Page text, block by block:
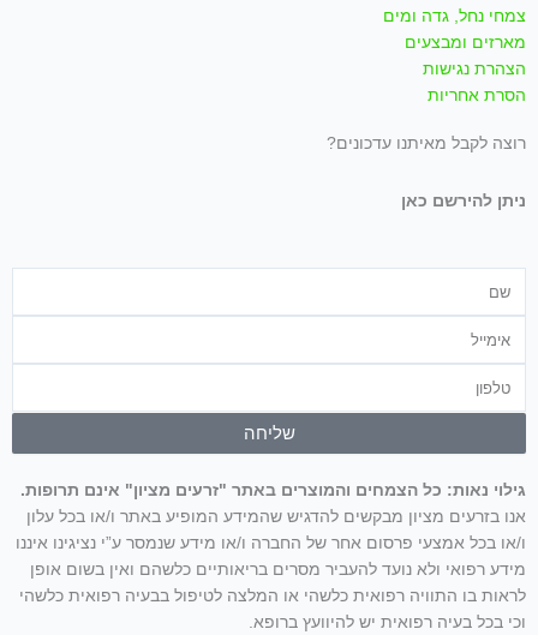
צמחי נחל, גדה ומים
מארזים ומבצעים
הצהרת נגישות
הסרת אחריות
רוצה לקבל מאיתנו עדכונים?
ניתן להירשם כאן
שליחה
גילוי נאות: כל הצמחים והמוצרים באתר "זרעים מציון" אינם תרופות.
אנו בזרעים מציון מבקשים להדגיש שהמידע המופיע באתר ו/או בכל עלון
ו/או בכל אמצעי פרסום אחר של החברה ו/או מידע שנמסר ע”י נציגינו איננו
מידע רפואי ולא נועד להעביר מסרים בריאותיים כלשהם ואין בשום אופן
לראות בו התוויה רפואית כלשהי או המלצה לטיפול בבעיה רפואית כלשהי
וכי בכל בעיה רפואית יש להיוועץ ברופא.